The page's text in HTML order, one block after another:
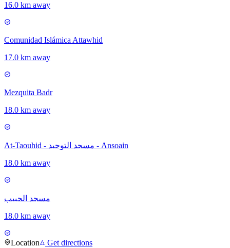
16.0 km away
Comunidad Islámica Attawhid
17.0 km away
Mezquita Badr
18.0 km away
At-Taouhid - مسجد التوحيد - Ansoain
18.0 km away
مسجد الحبيب
18.0 km away
Location Get directions